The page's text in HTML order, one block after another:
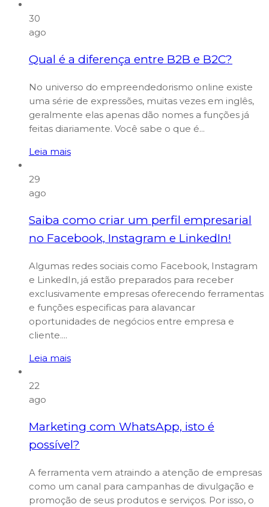
30
ago
Qual é a diferença entre B2B e B2C?
No universo do empreendedorismo online existe
uma série de expressões, muitas vezes em inglês,
geralmente elas apenas dão nomes a funções já
feitas diariamente. Você sabe o que é...
Leia mais
29
ago
Saiba como criar um perfil empresarial
no Facebook, Instagram e LinkedIn!
Algumas redes sociais como Facebook, Instagram
e LinkedIn, já estão preparados para receber
exclusivamente empresas oferecendo ferramentas
e funções especificas para alavancar
oportunidades de negócios entre empresa e
cliente....
Leia mais
22
ago
Marketing com WhatsApp, isto é
possível?
A ferramenta vem atraindo a atenção de empresas
como um canal para campanhas de divulgação e
promoção de seus produtos e serviços. Por isso, o